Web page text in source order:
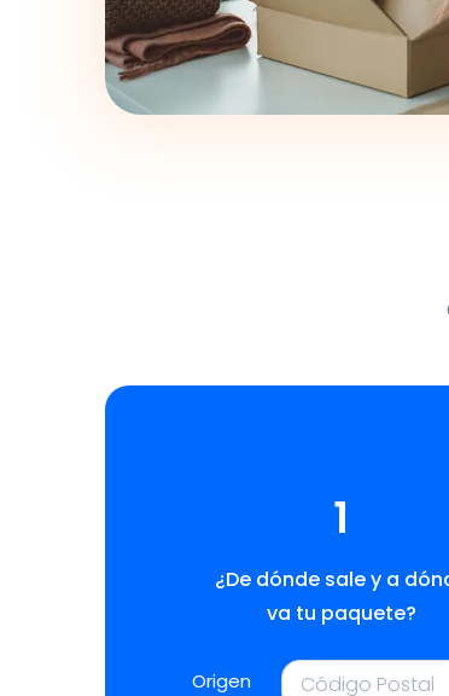
1
¿De dónde sale y a
va tu paquete?
Origen